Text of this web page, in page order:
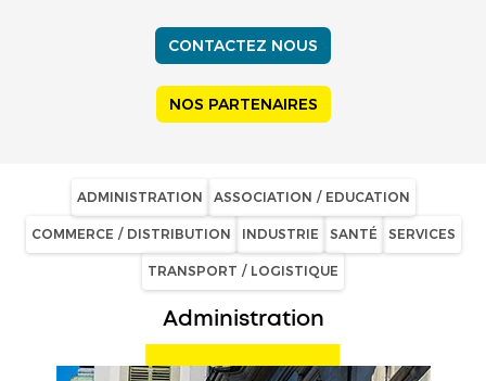
CONTACTEZ NOUS
NOS PARTENAIRES
ADMINISTRATION ASSOCIATION / EDUCATION
COMMERCE / DISTRIBUTION INDUSTRIE SANTÉ SERVICES
TRANSPORT / LOGISTIQUE
Administration